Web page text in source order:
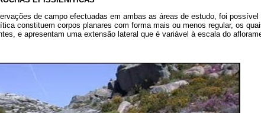
de campo efectuadas em ambas as áreas de estudo, foi
constituem corpos planares com forma mais ou menos regular, os
e apresentam uma extensão lateral que é variável à escala do